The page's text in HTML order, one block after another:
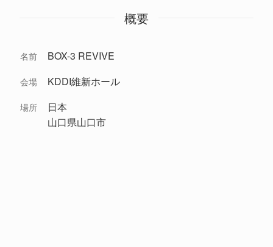
概要
名前 BOX-3 REVIVE
会場 KDDI維新ホール
場所
日本
山口県山口市